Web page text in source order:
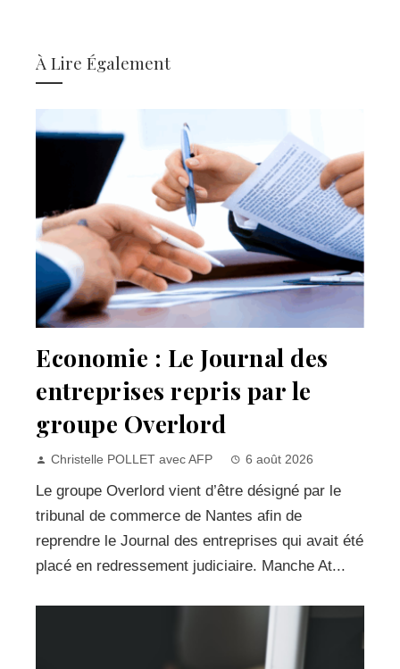
À Lire Également
Economie : Le Journal des
entreprises repris par le
groupe Overlord
Christelle POLLET avec AFP 6 août 2026
Le groupe Overlord vient d’être désigné par le
tribunal de commerce de Nantes afin de
reprendre le Journal des entreprises qui avait été
placé en redressement judiciaire. Manche At...